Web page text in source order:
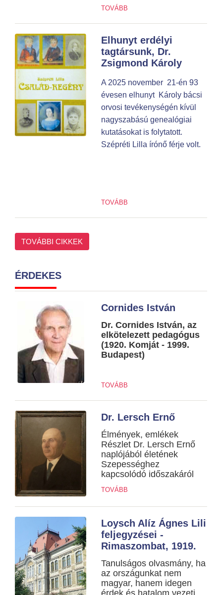
TOVÁBB
Elhunyt erdélyi
tagtársunk, Dr.
Zsigmond Károly
A 2025 november 21-én 93
évesen elhunyt Károly bácsi
orvosi tevékenységén kívül
nagyszabású genealógiai
kutatásokat is folytatott.
Szépréti Lilla írónő férje volt.
TOVÁBB
TOVÁBBI CIKKEK
ÉRDEKES
Cornides István
Dr. Cornides István, az
elkötelezett pedagógus
(1920. Komját - 1999.
Budapest)
TOVÁBB
Dr. Lersch Ernő
Élmények, emlékek
Részlet Dr. Lersch Ernő
naplójából életének
Szepességhez
kapcsolódó időszakáról
TOVÁBB
Loysch Alíz Ágnes Lili
feljegyzései -
Rimaszombat, 1919.
Tanulságos olvasmány, ha
az országunkat nem
magyar, hanem idegen
érdek és hatalom vezeti.